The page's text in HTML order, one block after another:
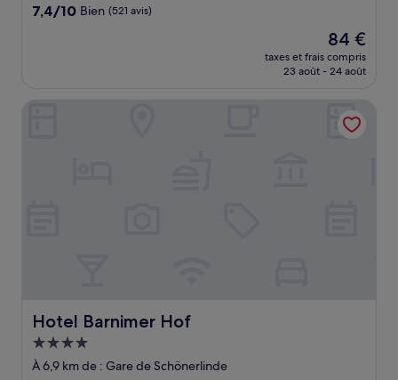
7.4
7,4/10 Bien (521 avis)
Le
nouveau
prix
de
84 €
84 €
taxes et frais compris
23 août - 24 août
Hotel Barnimer Hof
Hotel Barnimer Hof
Hébergement
4.0 étoiles
À 6,9 km de : Gare de Schönerlinde